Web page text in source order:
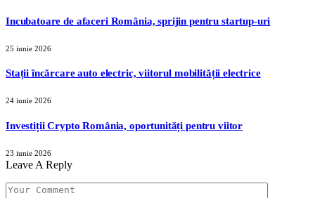
Incubatoare de afaceri România, sprijin pentru startup-uri
25 iunie 2026
Stații încărcare auto electric, viitorul mobilității electrice
24 iunie 2026
Investiții Crypto România, oportunități pentru viitor
23 iunie 2026
Leave A Reply